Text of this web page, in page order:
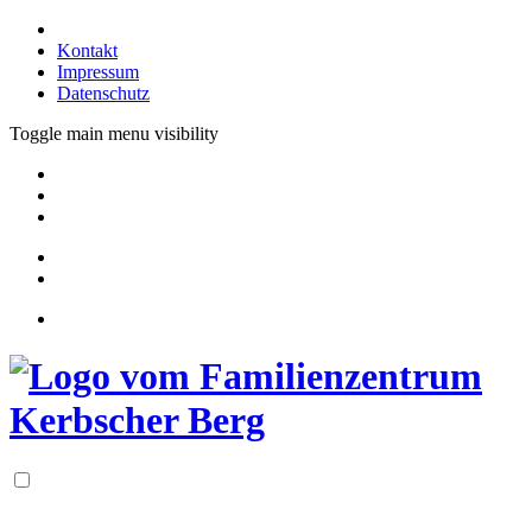
Kontakt
Impressum
Datenschutz
Toggle main menu visibility